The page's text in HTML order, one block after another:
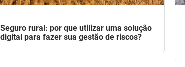
Seguro rural: por que utilizar uma solução
digital para fazer sua gestão de riscos?